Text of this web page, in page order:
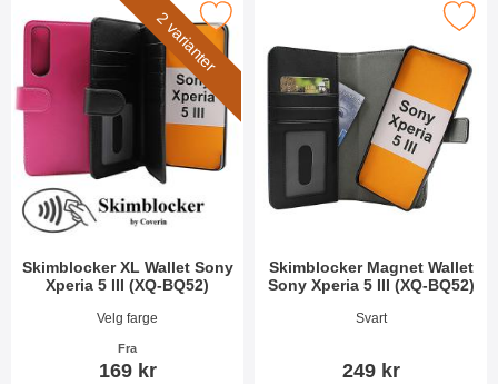
2 varianter
Skimblocker XL Wallet Sony
Xperia 5 III (XQ-BQ52)
Varenummer 40760
Velg farge
Fra
169 kr
XL Wallet Sony Xperia 5 III (XQ-BQ52) som favoritt
Skimblocker Magnet Wallet
Sony Xperia 5 III (XQ-BQ52)
Varenummer 40754
Svart
249 kr
Merk skimblocker Magnet Wallet Sony